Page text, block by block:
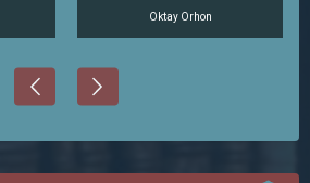
Oktay Orhon